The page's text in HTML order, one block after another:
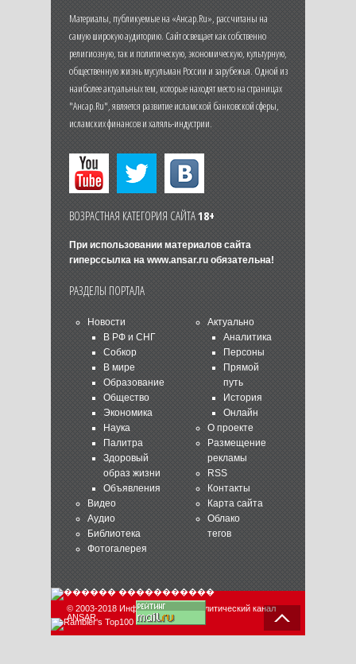
Материалы, публикуемые на «Ансар.Ru», рассчитаны на
самую широкую аудиторию. Сайт освещает как собственно
религиозную, так и политическую, экономическую, культурную,
общественную жизнь мусульман России и зарубежья. Одной из
наиболее актуальных тем, которые находят место на страницах
"Ансар.Ru", является развитие исламской банковской сферы,
исламских финансов и халяль-индустрии.
ВОЗРАСТНАЯ КАТЕГОРИЯ САЙТА18+
При использовании материалов сайта
гиперссылка на www.ansar.ruобязательна!
РАЗДЕЛЫ ПОРТАЛА
Новости
В РФ и СНГ
Собкор
В мире
Образование
Общество
Экономика
Наука
Палитра
Здоровый
образ жизни
Объявления
Видео
Аудио
Библиотека
Фотогалерея
Актуально
Аналитика
Персоны
Прямой
путь
История
Онлайн
О проекте
Размещение
рекламы
RSS
Контакты
Карта сайта
Облако
тегов
© 2003-2018 Информационно-аналитический канал
ANSAR